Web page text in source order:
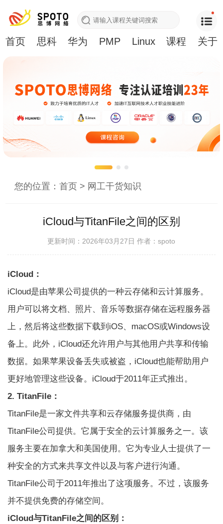
首页 思科 华为 PMP Linux 课程 关于
您的位置：首页 > 网工干货知识
iCloud与TitanFile之间的区别
更新时间：2026年03月27日作者：spoto
iCloud：
iCloud是由苹果公司提供的一种云存储和云计算服务。
用户可以将文档、照片、音乐等数据存储在远程服务器
上，然后将这些数据下载到iOS、macOS或Windows设
备上。此外，iCloud还允许用户与其他用户共享和传输
数据。如果苹果设备丢失或被盗，iCloud也能帮助用户
更好地管理这些设备。iCloud于2011年正式推出。
2. TitanFile：
TitanFile是一家文件共享和云存储服务提供商，由
TitanFile公司提供。它属于安全的云计算服务之一。该
服务主要在加拿大和美国使用。它为专业人士提供了一
种安全的方式来共享文件以及与客户进行沟通。
TitanFile公司于2011年推出了这项服务。不过，该服务
并不提供免费的存储空间。
iCloud与TitanFile之间的区别：